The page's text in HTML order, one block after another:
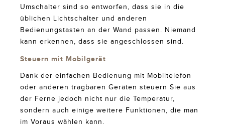
Umschalter sind so entworfen, dass sie in die
üblichen Lichtschalter und anderen
Bedienungstasten an der Wand passen. Niemand
kann erkennen, dass sie angeschlossen sind.
Steuern mit Mobilgerät
Dank der einfachen Bedienung mit Mobiltelefon
oder anderen tragbaren Geräten steuern Sie aus
der Ferne jedoch nicht nur die Temperatur,
sondern auch einige weitere Funktionen, die man
im Voraus wählen kann.